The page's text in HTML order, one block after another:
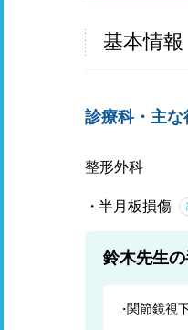
基本情報
診療科・主な
整形外科
半月板損傷
鈴木先生
関節鏡視